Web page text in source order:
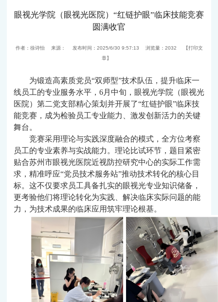
眼视光学院（眼视光医院）“红链护眼”临床技能竞赛
圆满收官
作者：徐诗怡 来源： 发布时间：2025/6/30 9:57:13 浏览量： 2032
【打印文
章】
为锻造高素质党员“双师型”技术队伍，提升临床一
线员工的专业服务水平，6月 中旬 ，眼视光学院（眼视光
医院）第二党支部精心策划并开展了“红链护眼”临床技
能竞赛 ， 成为检验员工专业能力、激发创新活力的关键
舞台。
竞赛采用理论与实践深度融合的模式，全方位考察
员工的专业素养与实战能力。理论比试环节，题目紧密
贴合苏州市眼视光医院近视防控研究中心的实际工作需
求，精准呼应“党员技术服务站”推动技术转化的核心目
标。这不仅要求员工具备扎实的眼视光专业知识储备，
更考验他们将理论转化为实践、解决临床实际问题的能
力，为技术成果的临床应用筑牢理论根基。